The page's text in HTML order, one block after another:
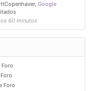
, Google
60 minutos
Foro
Foro